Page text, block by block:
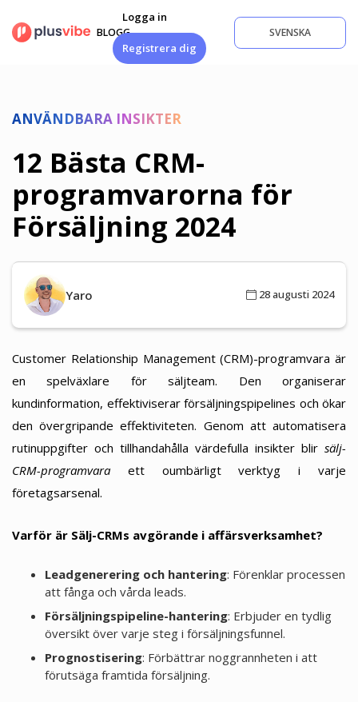
innehåll
BLOGG
Logga in
Registrera dig
SVENSKA
ANVÄNDBARA INSIKTER
12 Bästa CRM-
programvarorna för
Försäljning 2024
Yaro 28 augusti 2024
Customer Relationship Management (CRM)-programvara är
en spelväxlare för säljteam. Den organiserar
kundinformation, effektiviserar försäljningspipelines och ökar
den övergripande effektiviteten. Genom att automatisera
rutinuppgifter och tillhandahålla värdefulla insikter blir sälj-
CRM-programvara ett oumbärligt verktyg i varje
företagsarsenal.
Varför är Sälj-CRMs avgörande i affärsverksamhet?
Leadgenerering och hantering: Förenklar processen
att fånga och vårda leads.
Försäljningspipeline-hantering: Erbjuder en tydlig
översikt över varje steg i försäljningsfunnel.
Prognostisering: Förbättrar noggrannheten i att
förutsäga framtida försäljning.